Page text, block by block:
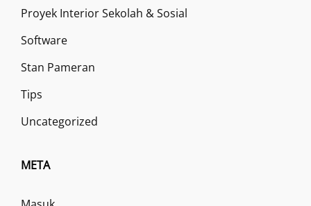
Proyek Interior Sekolah & Sosial
Software
Stan Pameran
Tips
Uncategorized
META